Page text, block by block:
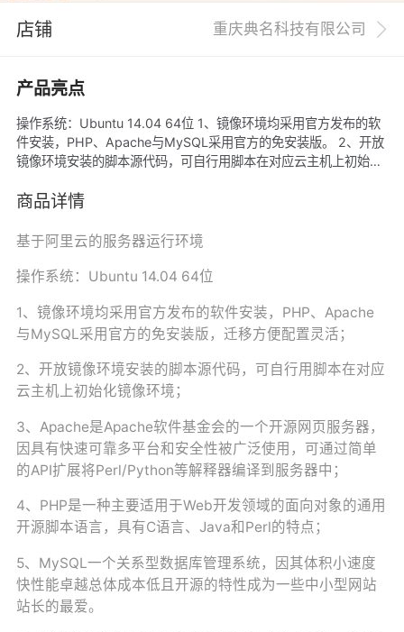
店铺 重庆典名科技有限公司
产品亮点
操作系统：Ubuntu 14.04 64位 1、镜像环境均采用官方发布的软
件安装，PHP、Apache与MySQL采用官方的免安装版。 2、开放
镜像环境安装的脚本源代码，可自行用脚本在对应云主机上初始化
器，因具有快速可靠多平台和安全性被广泛使用
商品详情
基于阿里云的服务器运行环境
操作系统：Ubuntu 14.04 64位
1、镜像环境均采用官方发布的软件安装，PHP、Apache
与MySQL采用官方的免安装版，迁移方便配置灵活；
2、开放镜像环境安装的脚本源代码，可自行用脚本在对应
云主机上初始化镜像环境；
3、Apache是Apache软件基金会的一个开源网页服务器，
因具有快速可靠多平台和安全性被广泛使用，可通过简单
的API扩展将Perl/Python等解释器编译到服务器中；
4、PHP是一种主要适用于Web开发领域的面向对象的通用
开源脚本语言，具有C语言、Java和Perl的特点；
5、MySQL一个关系型数据库管理系统，因其体积小速度
快性能卓越总体成本低且开源的特性成为一些中小型网站
站长的最爱。